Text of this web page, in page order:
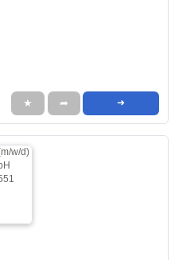
★ ➦ ➜